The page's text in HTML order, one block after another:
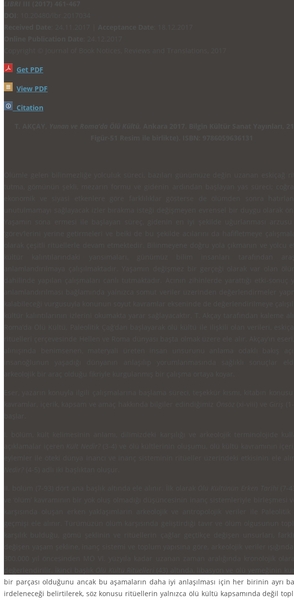
Get PDF
View PDF
Citation
bir parçası olduğunu ancak bu aşamaların daha iyi anlaşılması için her birinin ayrı
irdeleneceği belirtilerek, söz konusu ritüellerin yalnızca ölü kültü kapsamında değil